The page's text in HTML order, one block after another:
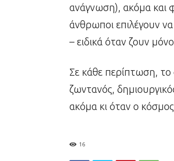
ανάγνωση), ακόμα και
άνθρωποι επιλέγουν
– ειδικά όταν ζουν
Σε κάθε περίπτωση, το
ζωντανός,
ακόμα κι όταν ο
16